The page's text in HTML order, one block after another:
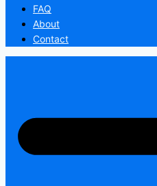
FAQ
About
Contact